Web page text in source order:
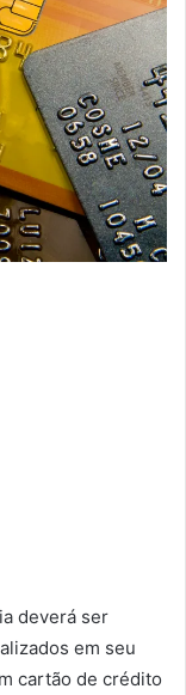
deverá ser
em seu
cartão de crédito